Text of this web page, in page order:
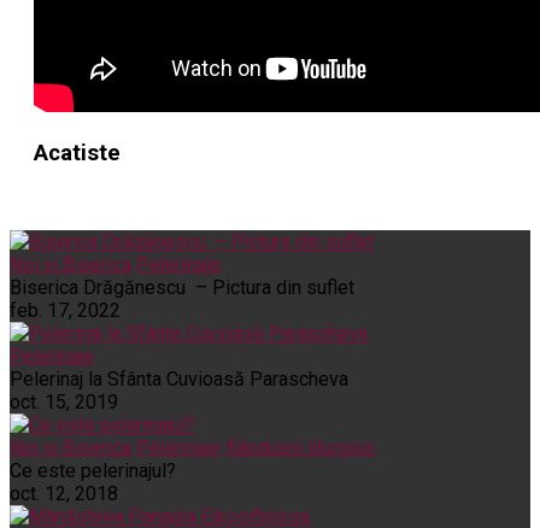
Acatiste
Noi și Biserica Pelerinaje
Biserica Drăgănescu – Pictura din suflet
feb. 17, 2022
Pelerinaje
Pelerinaj la Sfânta Cuvioasă Parascheva
oct. 15, 2019
Noi și Biserica Pelerinaje Rânduieli liturgice
Ce este pelerinajul?
oct. 12, 2018